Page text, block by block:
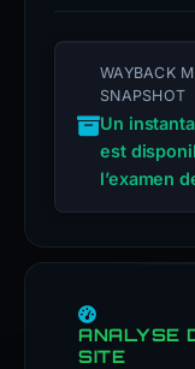
WAYBACK
SNAPSHOT
Un
est
l’examen
ANALYSE
SITE